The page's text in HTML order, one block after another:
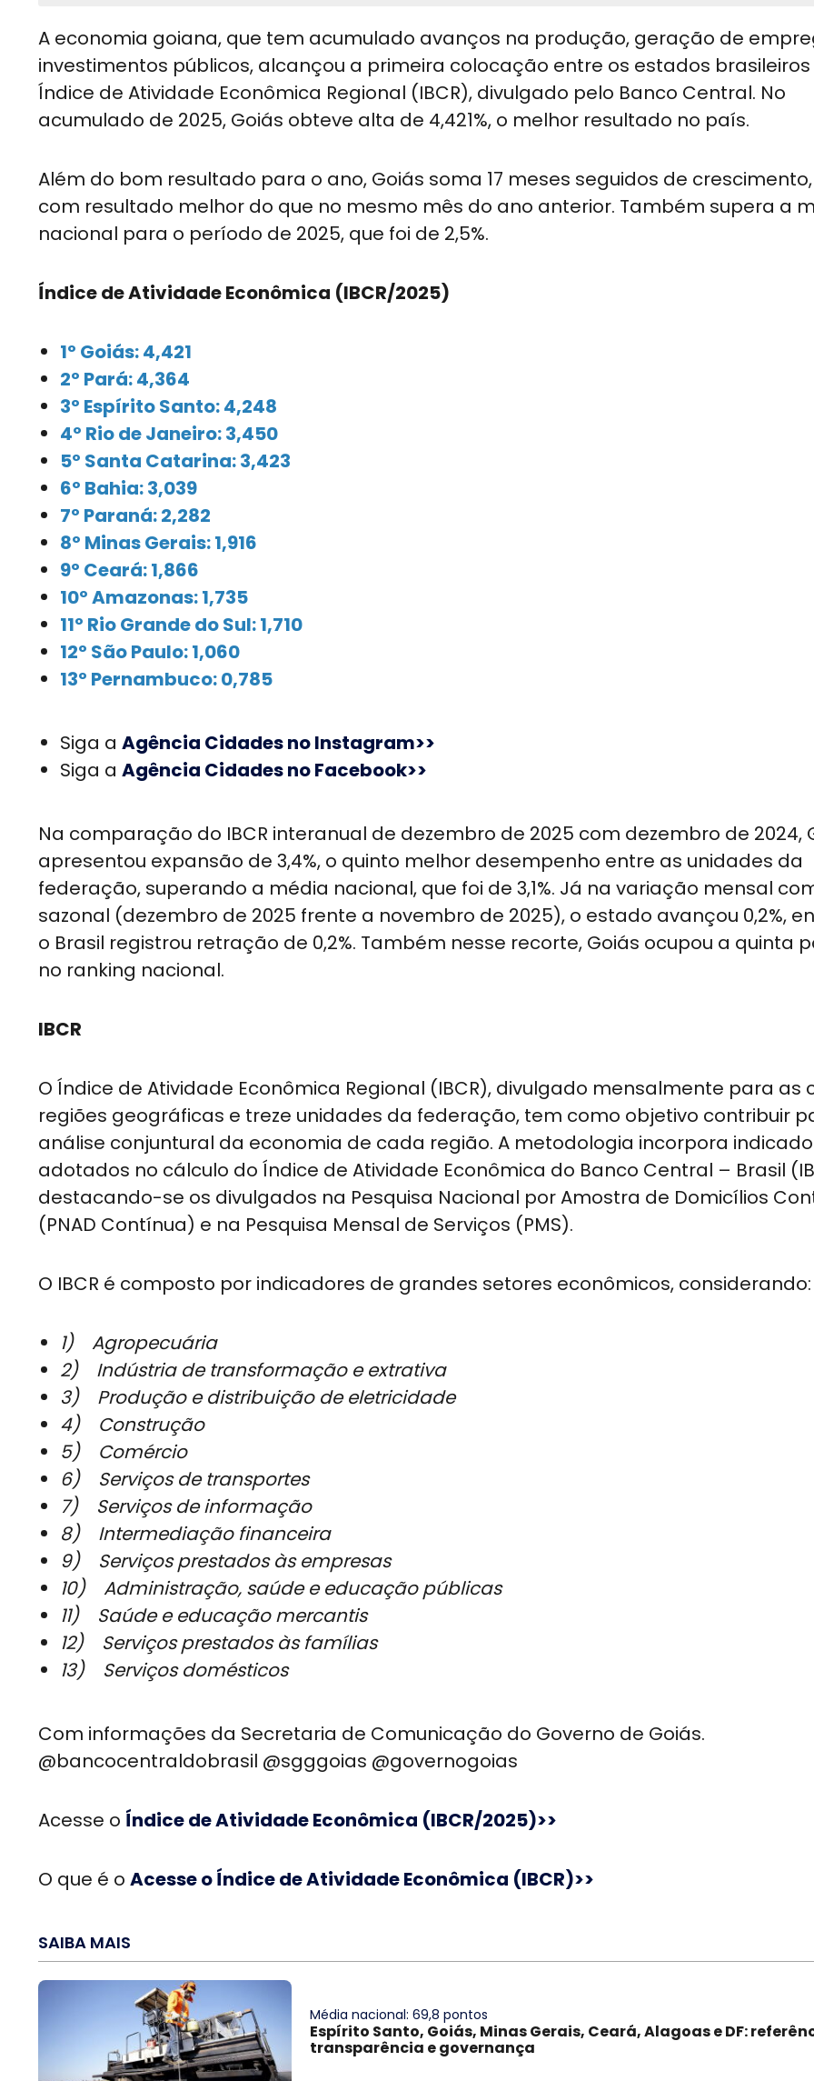
A economia goiana, que tem acumulado avanços na produção, geração de
investimentos públicos, alcançou a primeira colocação entre os estados brasileiros
Índice de Atividade Econômica Regional (IBCR), divulgado pelo Banco Central. No
acumulado de 2025, Goiás obteve alta de 4,421%, o melhor resultado no país.
Além do bom resultado para o ano, Goiás soma 17 meses seguidos de
com resultado melhor do que no mesmo mês do ano anterior. Também supera a
nacional para o período de 2025, que foi de 2,5%.
Índice de Atividade Econômica (IBCR/2025)
1º Goiás: 4,421
2º Pará: 4,364
3º Espírito Santo: 4,248
4º Rio de Janeiro: 3,450
5º Santa Catarina: 3,423
6º Bahia: 3,039
7º Paraná: 2,282
8º Minas Gerais: 1,916
9º Ceará: 1,866
10º Amazonas: 1,735
11º Rio Grande do Sul: 1,710
12º São Paulo: 1,060
13º Pernambuco: 0,785
Siga a Agência Cidades no Instagram>>
Siga a Agência Cidades no Facebook>>
Na comparação do IBCR interanual de dezembro de 2025 com dezembro de 2024,
apresentou expansão de 3,4%, o quinto melhor desempenho entre as unidades da
federação, superando a média nacional, que foi de 3,1%. Já na variação mensal
sazonal (dezembro de 2025 frente a novembro de 2025), o estado avançou 0,2%,
o Brasil registrou retração de 0,2%. Também nesse recorte, Goiás ocupou a quinta
no ranking nacional.
IBCR
O Índice de Atividade Econômica Regional (IBCR), divulgado mensalmente para as
regiões geográficas e treze unidades da federação, tem como objetivo contribuir
análise conjuntural da economia de cada região. A metodologia incorpora
adotados no cálculo do Índice de Atividade Econômica do Banco Central – Brasil
destacando-se os divulgados na Pesquisa Nacional por Amostra de Domicílios
(PNAD Contínua) e na Pesquisa Mensal de Serviços (PMS).
O IBCR é composto por indicadores de grandes setores econômicos, considerando:
1) Agropecuária
2) Indústria de transformação e extrativa
3) Produção e distribuição de eletricidade
4) Construção
5) Comércio
6) Serviços de transportes
7) Serviços de informação
8) Intermediação financeira
9) Serviços prestados às empresas
10) Administração, saúde e educação públicas
11) Saúde e educação mercantis
12) Serviços prestados às famílias
13) Serviços domésticos
Com informações da Secretaria de Comunicação do Governo de Goiás.
@bancocentraldobrasil @sgggoias @governogoias
Acesse o Índice de Atividade Econômica (IBCR/2025)>>
O que é o Acesse o Índice de Atividade Econômica (IBCR)>>
SAIBA MAIS
Média nacional: 69,8 pontos
Espírito Santo, Goiás, Minas Gerais, Ceará, Alagoas e DF:
transparência e governança